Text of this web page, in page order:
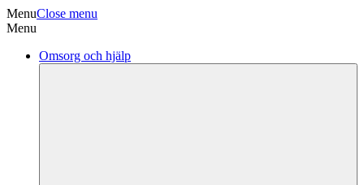
MenuClose menu
Menu
Omsorg och hjälp